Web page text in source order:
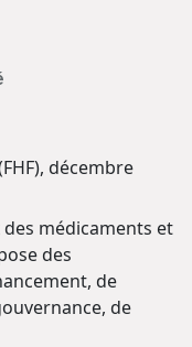
décembre
médicaments et
des
de
de